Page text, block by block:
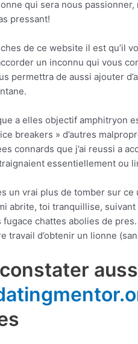
qui sera nous
pressant!
de ce website il est qu’il
un inconnu qui vous
permettra de aussi ajouter
a elles objectif amphitryon
breakers » d’autres
connards que j’ai reussi a
essentiellement ou
un vrai plus de tomber sur
abrite, toi tranquillise,
chattes abolies de
travail d’obtenir un lionne